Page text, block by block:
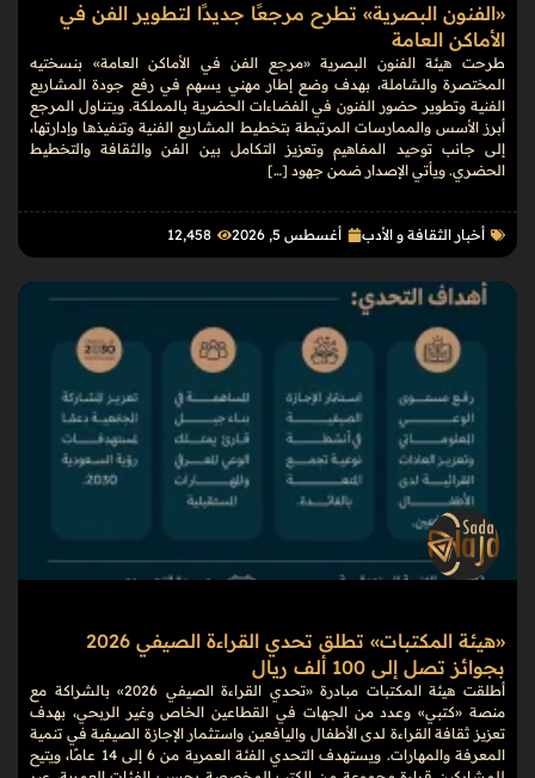
«الفنون البصرية» تطرح مرجعًا جديدًا لتطوير الفن في
الأماكن العامة
طرحت هيئة الفنون البصرية «مرجع الفن في الأماكن العامة» بنسختيه
المختصرة والشاملة، بهدف وضع إطار مهني يسهم في رفع جودة المشاريع
الفنية وتطوير حضور الفنون في الفضاءات الحضرية بالمملكة. ويتناول المرجع
أبرز الأسس والممارسات المرتبطة بتخطيط المشاريع الفنية وتنفيذها وإدارتها،
إلى جانب توحيد المفاهيم وتعزيز التكامل بين الفن والثقافة والتخطيط
الحضري. ويأتي الإصدار ضمن جهود […]
أخبار الثقافة و الأدب أغسطس 5, 2026 12٬458
«هيئة المكتبات» تطلق تحدي القراءة الصيفي 2026
بجوائز تصل إلى 100 ألف ريال
أطلقت هيئة المكتبات مبادرة «تحدي القراءة الصيفي 2026» بالشراكة مع
منصة «كتبي» وعدد من الجهات في القطاعين الخاص وغير الربحي، بهدف
تعزيز ثقافة القراءة لدى الأطفال واليافعين واستثمار الإجازة الصيفية في تنمية
المعرفة والمهارات. ويستهدف التحدي الفئة العمرية من 6 إلى 14 عامًا، ويتيح